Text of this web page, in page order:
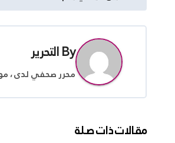
المقالات
Byالتحرير
محرر صحفي لدى ،
مقالات ذات صلة